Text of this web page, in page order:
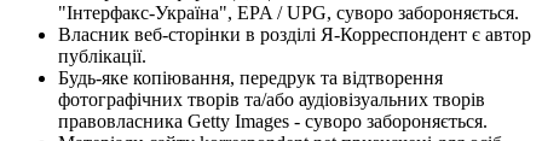
"Інтерфакс-Україна", EPA / UPG, суворо забороняється.
Власник веб-сторінки в розділі Я-Корреспондент є автор
публікації.
Будь-яке копіювання, передрук та відтворення
фотографічних творів та/або аудіовізуальних творів
правовласника Getty Images - суворо забороняється.